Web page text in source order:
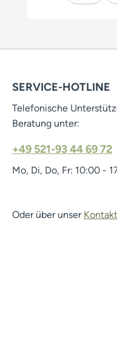
SERVICE-HOTLINE
Telefonische
Beratung unter:
+49 521-93 44 69 72
Mo, Di, Do, Fr: 10:00 -
Oder über unser